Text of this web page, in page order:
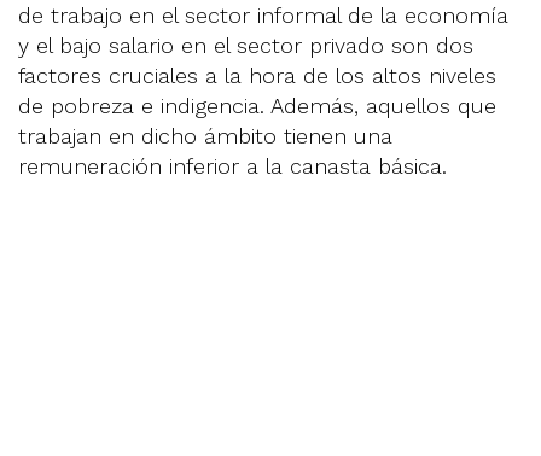
de trabajo en el sector informal de la economía
y el bajo salario en el sector privado son dos
factores cruciales a la hora de los altos niveles
de pobreza e indigencia. Además, aquellos que
trabajan en dicho ámbito tienen una
remuneración inferior a la canasta básica.